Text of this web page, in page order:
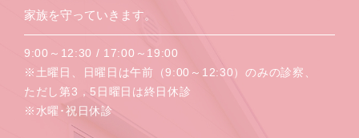
家族を守っていきます。
9:00～12:30 / 17:00～19:00
※土曜日、日曜日は午前（9:00～12:30）のみの診察、
ただし第3，5日曜日は終日休診
※水曜･祝日休診